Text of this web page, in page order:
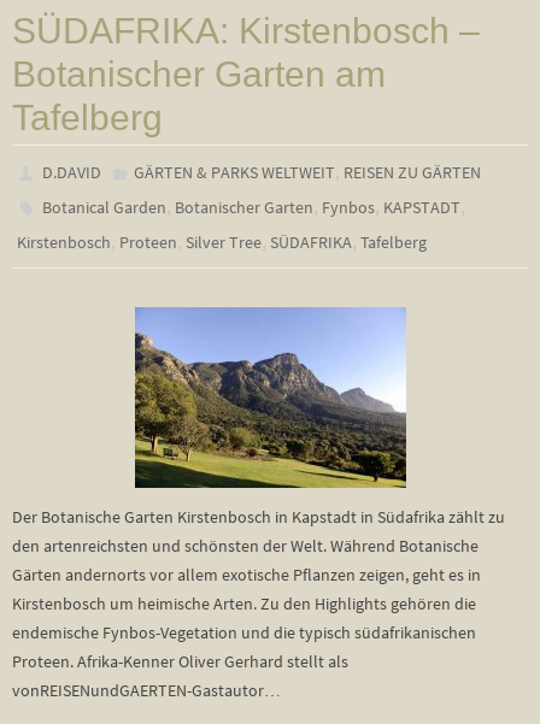
SÜDAFRIKA: Kirstenbosch –
Botanischer Garten am
Tafelberg
D.DAVID GÄRTEN & PARKS WELTWEIT, REISEN ZU GÄRTEN
Botanical Garden, Botanischer Garten, Fynbos, KAPSTADT,
Kirstenbosch, Proteen, Silver Tree, SÜDAFRIKA, Tafelberg
Der Botanische Garten Kirstenbosch in Kapstadt in Südafrika zählt zu
den artenreichsten und schönsten der Welt. Während Botanische
Gärten andernorts vor allem exotische Pflanzen zeigen, geht es in
Kirstenbosch um heimische Arten. Zu den Highlights gehören die
endemische Fynbos-Vegetation und die typisch südafrikanischen
Proteen. Afrika-Kenner Oliver Gerhard stellt als
vonREISENundGAERTEN-Gastautor…